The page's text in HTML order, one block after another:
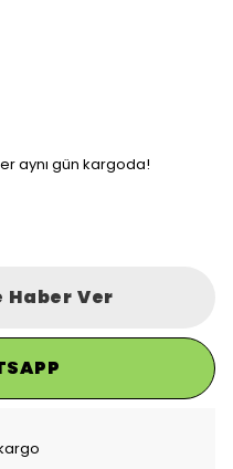
aynı gün kargoda!
Haber Ver